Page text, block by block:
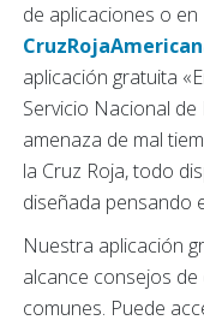
de aplicaciones o en
aplicación gratuita
Servicio Nacional
amenaza de mal
la Cruz Roja, todo
diseñada pensando
Nuestra aplicación
alcance consejos
comunes. Puede